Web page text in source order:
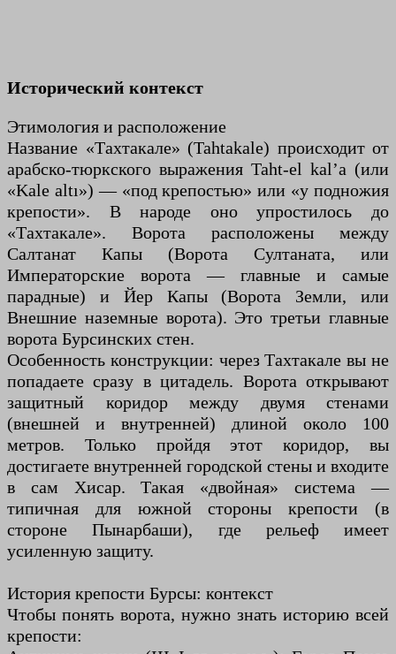
Исторический контекст
Этимология и расположение
Название «Тахтакале» (Tahtakale) происходит от
арабско-тюркского выражения Taht-el kal’a (или
«Kale altı») — «под крепостью» или «у подножия
крепости». В народе оно упростилось до
«Тахтакале». Ворота расположены между
Салтанат Капы (Ворота Султаната, или
Императорские ворота — главные и самые
парадные) и Йер Капы (Ворота Земли, или
Внешние наземные ворота). Это третьи главные
ворота Бурсинских стен.
Особенность конструкции: через Тахтакале вы не
попадаете сразу в цитадель. Ворота открывают
защитный коридор между двумя стенами
(внешней и внутренней) длиной около 100
метров. Только пройдя этот коридор, вы
достигаете внутренней городской стены и входите
в сам Хисар. Такая «двойная» система —
типичная для южной стороны крепости (в
стороне Пынарбаши), где рельеф имеет
усиленную защиту.
История крепости Бурсы: контекст
Чтобы понять ворота, нужно знать историю всей
крепости: